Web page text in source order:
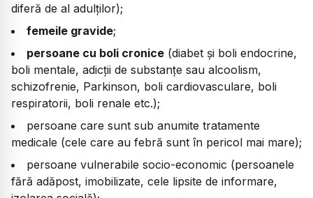
diferă de al adulților);
femeile gravide;
persoane cu boli cronice (diabet și boli endocrine,
boli mentale, adicții de substanțe sau alcoolism,
schizofrenie, Parkinson, boli cardiovasculare, boli
respiratorii, boli renale etc.);
persoane care sunt sub anumite tratamente
medicale (cele care au febră sunt în pericol mai mare);
persoane vulnerabile socio-economic (persoanele
fără adăpost, imobilizate, cele lipsite de informare,